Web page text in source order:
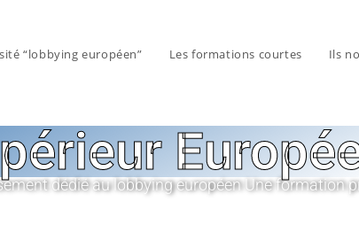
“lobbying européen” Les formations courtes Ils
dédié au lobbying européen Une formation